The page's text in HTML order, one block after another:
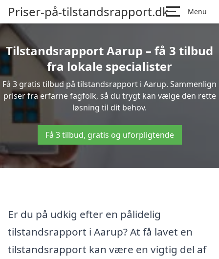
Priser-på-tilstandsrapport.dk Menu
Tilstandsrapport Aarup – få 3 tilbud
fra lokale specialister
Få 3 gratis tilbud på tilstandsrapport i Aarup. Sammenlign
priser fra erfarne fagfolk, så du trygt kan vælge den rette
løsning til dit behov.
Få 3 tilbud, gratis og uforpligtende
Er du på udkig efter en pålidelig
tilstandsrapport i Aarup? At få lavet en
tilstandsrapport kan være en vigtig del af